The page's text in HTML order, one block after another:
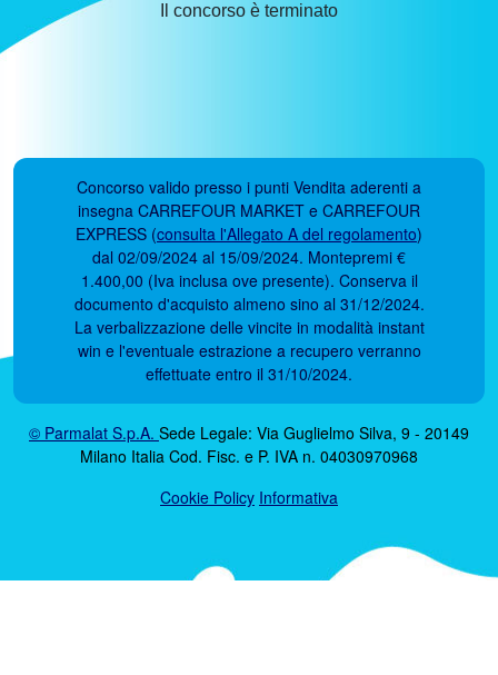
Il concorso è terminato
Concorso valido presso i punti Vendita aderenti a
insegna CARREFOUR MARKET e CARREFOUR
EXPRESS (consulta l'Allegato A del regolamento)
dal 02/09/2024 al 15/09/2024. Montepremi €
1.400,00 (Iva inclusa ove presente). Conserva il
documento d'acquisto almeno sino al 31/12/2024.
La verbalizzazione delle vincite in modalità instant
win e l'eventuale estrazione a recupero verranno
effettuate entro il 31/10/2024.
© Parmalat S.p.A. Sede Legale: Via Guglielmo Silva, 9 - 20149
Milano Italia Cod. Fisc. e P. IVA n. 04030970968
Cookie Policy Informativa